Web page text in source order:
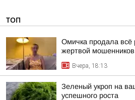
ТОП
Омичка продала всё
жертвой мошенников
Вчера, 18:13
Зеленый укроп на
успешного роста